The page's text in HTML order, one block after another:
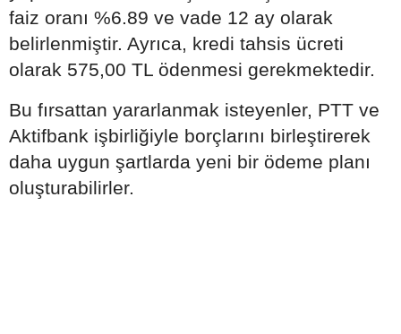
faiz oranı %6.89 ve vade 12 ay olarak
belirlenmiştir. Ayrıca, kredi tahsis ücreti
olarak 575,00 TL ödenmesi gerekmektedir.
Bu fırsattan yararlanmak isteyenler, PTT ve
Aktifbank işbirliğiyle borçlarını birleştirerek
daha uygun şartlarda yeni bir ödeme planı
oluşturabilirler.